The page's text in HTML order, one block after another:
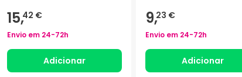
15,42 €
Envio em 24-72h
Adicionar
9,23 €
Envio em 24-72h
Adicionar